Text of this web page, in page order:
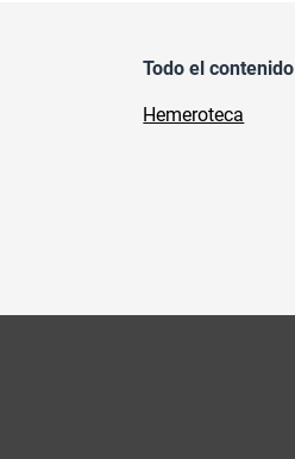
Todo el contenido
Hemeroteca